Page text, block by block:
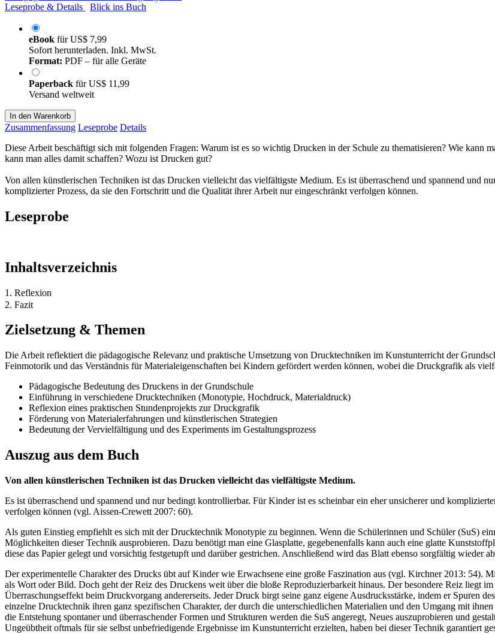
Leseprobe & Details
Blick ins Buch
eBook fürUS$ 7,99
Sofort herunterladen. Inkl. MwSt.
Format: PDF – für alle Geräte
Paperback fürUS$ 11,99
Versand weltweit
In den Warenkorb
Zusammenfassung Leseprobe Details
Diese Arbeit beschäftigt sich mit folgenden Fragen: Warum ist es so wichtig Drucken in der Schule zu thematisieren? Wie kann
kann man alles damit schaffen? Wozu ist Drucken gut?
Von allen künstlerischen Techniken ist das Drucken vielleicht das vielfältigste Medium. Es ist überraschend und spannend und
komplizierter Prozess, da sie den Fortschritt und die Qualität ihrer Arbeit nur eingeschränkt verfolgen können.
Leseprobe
Inhaltsverzeichnis
1. Reflexion
2. Fazit
Zielsetzung & Themen
Die Arbeit reflektiert die pädagogische Relevanz und praktische Umsetzung von Drucktechniken im Kunstunterricht der
Feinmotorik und das Verständnis für Materialeigenschaften bei Kindern gefördert werden können, wobei die Druckgrafik als
Pädagogische Bedeutung des Druckens in der Grundschule
Einführung in verschiedene Drucktechniken (Monotypie, Hochdruck, Materialdruck)
Reflexion eines praktischen Stundenprojekts zur Druckgrafik
Förderung von Materialerfahrungen und künstlerischen Strategien
Bedeutung der Vervielfältigung und des Experiments im Gestaltungsprozess
Auszug aus dem Buch
Von allen künstlerischen Techniken ist das Drucken vielleicht das vielfältigste Medium.
Es ist überraschend und spannend und nur bedingt kontrollierbar. Für Kinder ist es scheinbar ein eher unsicherer und
verfolgen können (vgl. Aissen-Crewett 2007: 60).
Als guten Einstieg empfiehlt es sich mit der Drucktechnik Monotypie zu beginnen. Wenn die Schülerinnen und Schüler (SuS)
Möglichkeiten dieser Technik ausprobieren. Dazu benötigt man eine Glasplatte, gegebenenfalls kann auch eine glatte
diese das Papier gelegt und vorsichtig festgetupft und darüber gestrichen. Anschließend wird das Blatt ebenso sorgfältig wieder
Der experimentelle Charakter des Drucks übt auf Kinder wie Erwachsene eine große Faszination aus (vgl. Kirchner 2013: 54).
als Wort oder Bild. Doch geht der Reiz des Druckens weit über die bloße Reproduzierbarkeit hinaus. Der besondere Reiz liegt
Überraschungseffekt beim Druckvorgang andererseits. Jeder Druck birgt seine ganz eigene Ausdrucksstärke, indem er Spuren
einzelne Drucktechnik ihren ganz spezifischen Charakter, der durch die unterschiedlichen Materialien und den Umgang mit
die Entstehung spontaner und überraschender Formen und Strukturen werden die SuS angeregt, Neues auszuprobieren und
Ungeübtheit oftmals für sie selbst unbefriedigende Ergebnisse im Kunstunterricht erzielten, haben bei dieser Technik garantiert